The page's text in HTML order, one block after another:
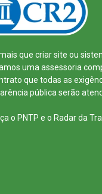
que criar site ou
uma assessoria
que todas as
pública serão
o PNTP e o Radar da